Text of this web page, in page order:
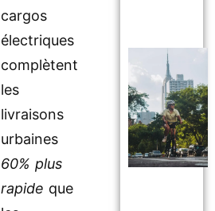
cargos
électriques
complètent
les
livraisons
urbaines
60% plus
rapide que